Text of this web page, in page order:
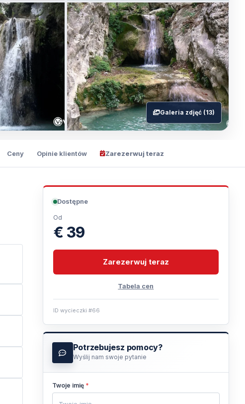
Galeria zdjęć (13)
Ceny Opinie klientów Zarezerwuj teraz
Dostępne
Od
€ 39
Zarezerwuj teraz
Tabela cen
ID wycieczki #66
Potrzebujesz pomocy?
Wyślij nam swoje pytanie
Twoje imię *